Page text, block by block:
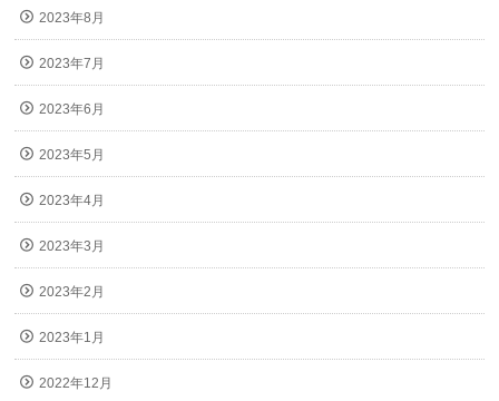
2023年8月
2023年7月
2023年6月
2023年5月
2023年4月
2023年3月
2023年2月
2023年1月
2022年12月